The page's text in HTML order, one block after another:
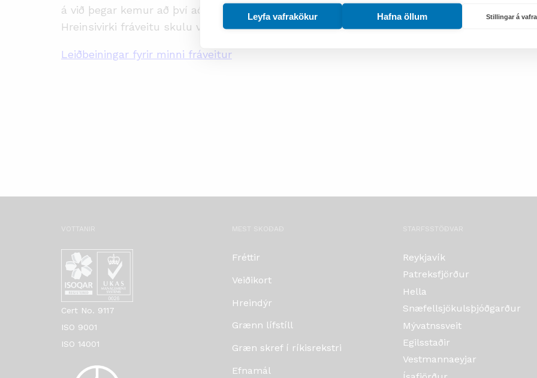
Leyfa vafrakökur Hafna öllum Stillingar á
á við þegar kemur að því að losa úr því.
Hreinsivirki fráveitu skulu vera vottaðar samkvæmt ISO staðli EN12566.
Leiðbeiningar fyrir minni fráveitur
VOTTANIR
Cert No. 9117
ISO 9001
ISO 14001
MEST SKOÐAÐ
Fréttir
Veiðikort
Hreindýr
Grænn lífstíll
Græn skref í ríkisrekstri
Efnamál
STARFSSTÖÐVAR
Reykjavík
Patreksfjörður
Hella
Snæfellsjökulsþjóðgarður
Mývatnssveit
Egilsstaðir
Vestmannaeyjar